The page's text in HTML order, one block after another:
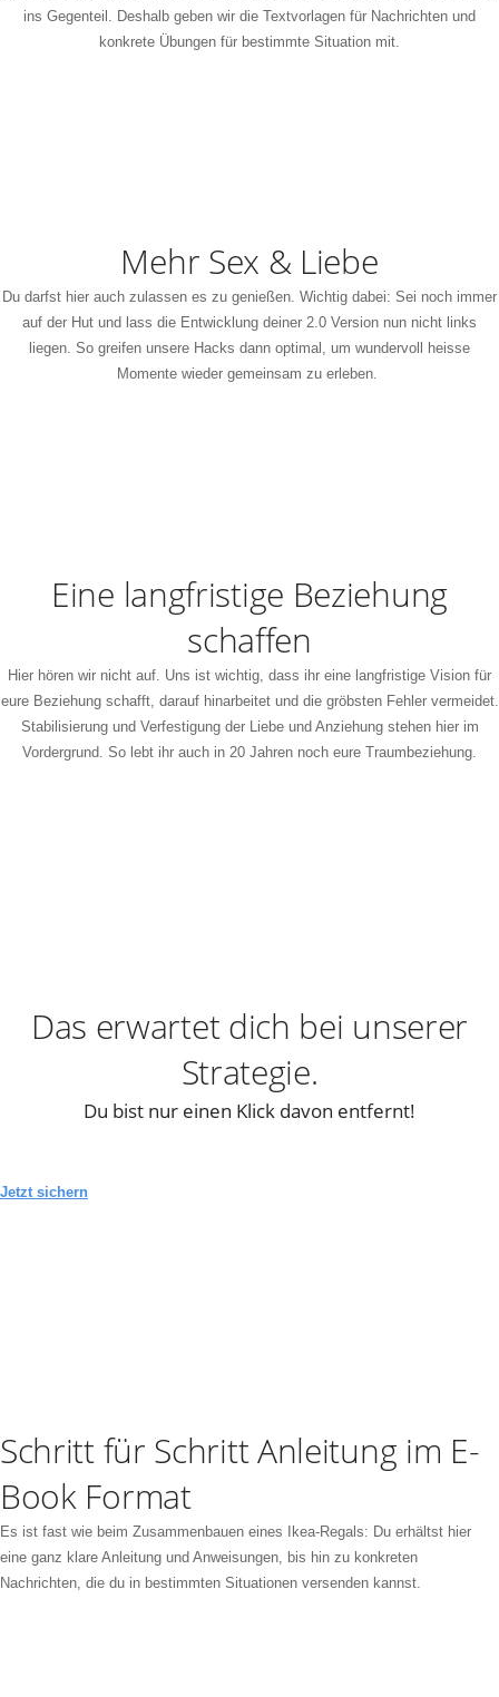
ins Gegenteil. Deshalb geben wir die Textvorlagen für Nachrichten und
konkrete Übungen für bestimmte Situation mit.
Mehr Sex & Liebe
Du darfst hier auch zulassen es zu genießen. Wichtig dabei: Sei noch immer
auf der Hut und lass die Entwicklung deiner 2.0 Version nun nicht links
liegen. So greifen unsere Hacks dann optimal, um wundervoll heisse
Momente wieder gemeinsam zu erleben.
Eine langfristige Beziehung
schaffen
Hier hören wir nicht auf. Uns ist wichtig, dass ihr eine langfristige Vision für
eure Beziehung schafft, darauf hinarbeitet und die gröbsten Fehler vermeidet.
Stabilisierung und Verfestigung der Liebe und Anziehung stehen hier im
Vordergrund. So lebt ihr auch in 20 Jahren noch eure Traumbeziehung.
Das erwartet dich bei unserer
Strategie.
Du bist nur einen Klick davon entfernt!
Jetzt sichern
Schritt für Schritt Anleitung im E-
Book Format
Es ist fast wie beim Zusammenbauen eines Ikea-Regals: Du erhältst hier
eine ganz klare Anleitung und Anweisungen, bis hin zu konkreten
Nachrichten, die du in bestimmten Situationen versenden kannst.